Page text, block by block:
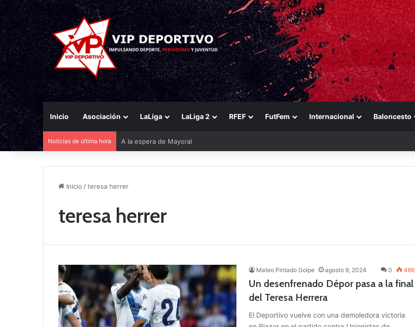
Inicio Asociación LaLiga LaLiga 2 RFEF FutFem Internacional Baloncesto
Noticias de última hora A la espera de Mayoral
Inicio /teresa herrer
teresa herrer
Mateo Pintado Golpe agosto 9, 2024 0 466
Un desenfrenado Dépor pasa a la final
del Teresa Herrera
El Deportivo vuelve con una demoledora victoria